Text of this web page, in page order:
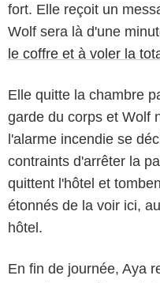
fort. Elle reçoit un
Wolf sera là d'une
le coffre et à voler la
Elle quitte la chambre
garde du corps et Wolf
l'alarme incendie se
contraints d'arrêter la
quittent l'hôtel et
étonnés de la voir ici,
hôtel.
En fin de journée, Aya